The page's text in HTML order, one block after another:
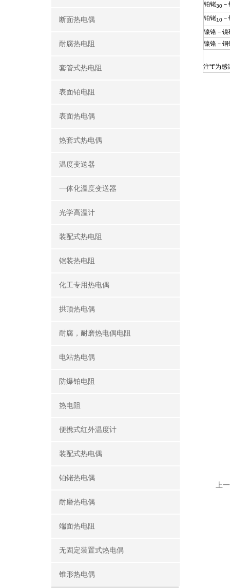
断面热电偶
耐腐热电阻
套管式热电阻
表面铂电阻
表面热电偶
热套式热电偶
温度变送器
一体化温度变送器
光学高温计
装配式热电阻
铠装热电阻
化工专用热电偶
拱顶热电偶
耐腐，耐磨热电偶电阻
电站热电偶
防爆铂电阻
热电阻
便携式红外温度计
装配式热电偶
铂铑热电偶
耐磨热电偶
端面热电阻
无固定装置式热电偶
锥形热电偶
铂铑30
铂铑10
镍铬－镍
镍铬－铜
注“t"为
上